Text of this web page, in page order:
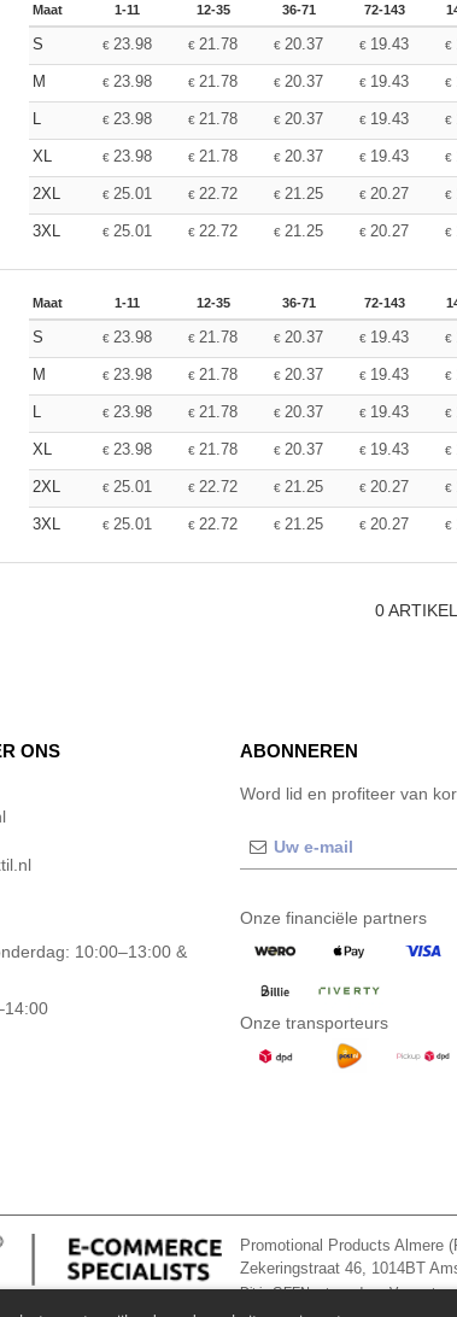
Maat 1-11 12-35 36-71 72-143
S € 23.98 € 21.78 € 20.37 € 19.43 €
M € 23.98 € 21.78 € 20.37 € 19.43 €
L € 23.98 € 21.78 € 20.37 € 19.43 €
XL € 23.98 € 21.78 € 20.37 € 19.43 €
2XL € 25.01 € 22.72 € 21.25 € 20.27 €
3XL € 25.01 € 22.72 € 21.25 € 20.27 €
Maat 1-11 12-35 36-71 72-143
S € 23.98 € 21.78 € 20.37 € 19.43 €
M € 23.98 € 21.78 € 20.37 € 19.43 €
L € 23.98 € 21.78 € 20.37 € 19.43 €
XL € 23.98 € 21.78 € 20.37 € 19.43 €
2XL € 25.01 € 22.72 € 21.25 € 20.27 €
3XL € 25.01 € 22.72 € 21.25 € 20.27 €
0
ONS
10:00–13:00 &
ABONNEREN
Word lid en profiteer van
Onze financiële partners
Onze transporteurs
Promotional Products Almere
Zekeringstraat 46, 1014BT
Dit is GEEN retouradres. Voor